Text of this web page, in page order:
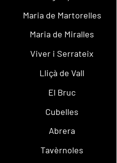
Maria de Martorelles
Maria de Miralles
Viver i Serrateix
Lliçà de Vall
El Bruc
Cubelles
Abrera
Tavèrnoles